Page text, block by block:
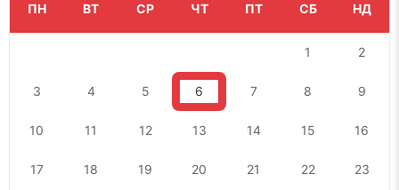
ПН ВТ СР ЧТ ПТ СБ НД
1 2
3 4 5 6 7 8 9
10 11 12 13 14 15 16
17 18 19 20 21 22 23